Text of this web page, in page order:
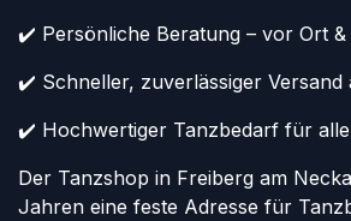
✔️ Persönliche Beratung – vor Ort &
✔️ Schneller, zuverlässiger Versand
✔️ Hochwertiger Tanzbedarf für
Der Tanzshop in Freiberg am
Jahren eine feste Adresse für